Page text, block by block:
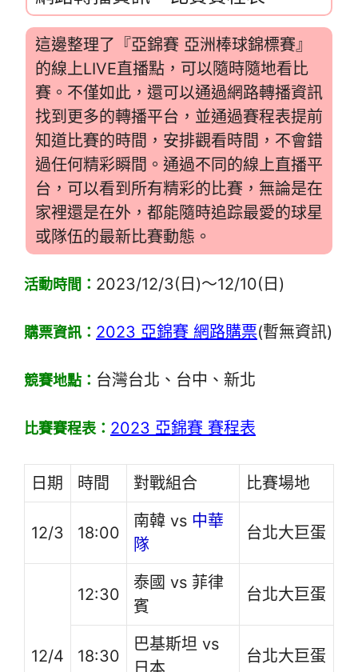
這邊整理了『亞錦賽 亞洲棒球錦標賽』
的線上LIVE直播點，可以隨時隨地看比
賽。不僅如此，還可以通過網路轉播資訊
找到更多的轉播平台，並通過賽程表提前
知道比賽的時間，安排觀看時間，不會錯
過任何精彩瞬間。通過不同的線上直播平
台，可以看到所有精彩的比賽，無論是在
家裡還是在外，都能隨時追踪最愛的球星
或隊伍的最新比賽動態。
活動時間： 2023/12/3(日)～12/10(日)
購票資訊： 2023 亞錦賽 網路購票(暫無資訊)
競賽地點： 台灣台北、台中、新北
比賽賽程表： 2023 亞錦賽 賽程表
日期 時間 對戰組合 比賽場地
12/3 18:00
南韓 vs 中華
隊
台北大巨蛋
12/4
12:30
泰國 vs 菲律
賓
台北大巨蛋
18:30
巴基斯坦 vs
台北大巨蛋